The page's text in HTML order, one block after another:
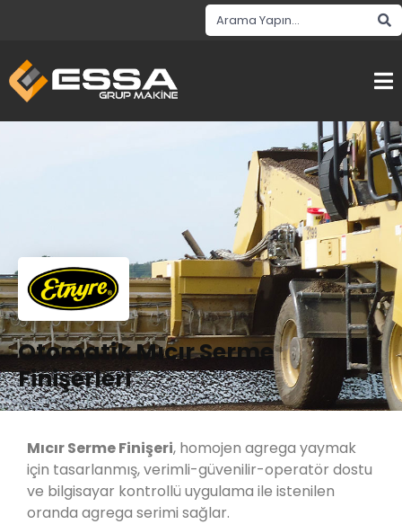
Otomatik Mıcır Serme
Finişerleri
Mıcır Serme Finişeri, homojen agrega yaymak
için tasarlanmış, verimli-güvenilir-operatör dostu
ve bilgisayar kontrollü uygulama ile istenilen
oranda agrega serimi sağlar.